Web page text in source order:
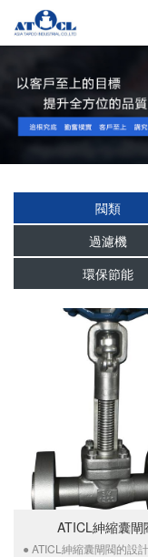
閥類
過濾機
環保節能
ATICL紳縮囊閘
● ATICL紳縮囊閘閥的設計